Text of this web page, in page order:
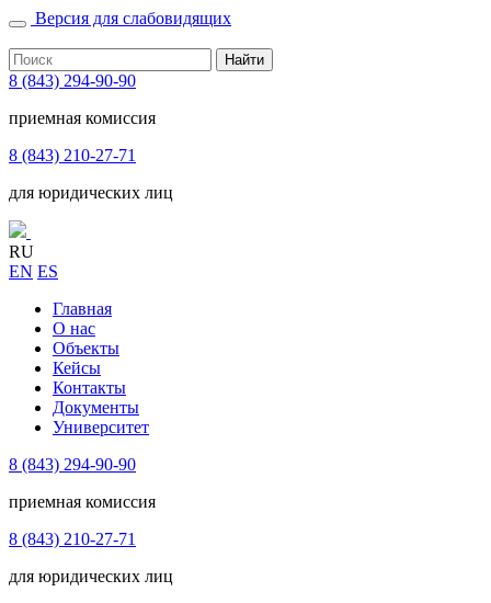
Версия для слабовидящих
Найти
8 (843) 294-90-90
приемная комиссия
8 (843) 210-27-71
для юридических лиц
RU
EN ES
Главная
О нас
Объекты
Кейсы
Контакты
Документы
Университет
8 (843) 294-90-90
приемная комиссия
8 (843) 210-27-71
для юридических лиц